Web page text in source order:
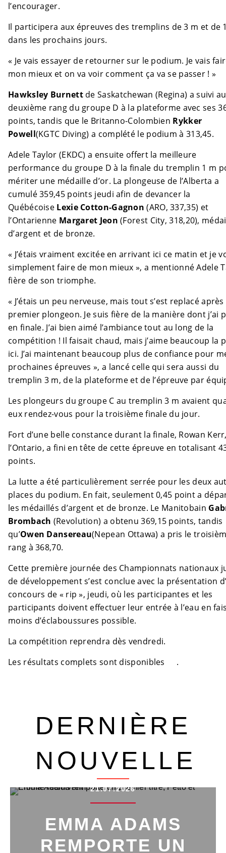
l’encourager.
Il participera aux épreuves des tremplins de 3 m et de
dans les prochains jours.
« Je vais essayer de retourner sur le podium. Je vais
mon mieux et on va voir comment ça va se passer ! »
Hawksley Burnettde Saskatchewan (Regina) a suivi au
deuxième rang du groupe D à la plateforme avec ses
points, tandis que le Britanno-Colombien Rykker
Powell(KGTC Diving) a complété le podium à 313,45.
Adele Taylor (EKDC) a ensuite offert la meilleure
performance du groupe D à la finale du tremplin 1 m
mériter une médaille d’or. La plongeuse de l’Alberta a
cumulé 359,45 points jeudi afin de devancer la
Québécoise Lexie Cotton-Gagnon (ARO, 337,35) et
l’Ontarienne Margaret Jeon (Forest City, 318,20),
d’argent et de bronze.
« J’étais vraiment excitée en arrivant ici ce matin et je
simplement faire de mon mieux », a mentionné Adele
fière de son triomphe.
« J’étais un peu nerveuse, mais tout s’est replacé
premier plongeon. Je suis fière de la manière dont j’ai
en finale. J’ai bien aimé l’ambiance tout au long de la
compétition ! Il faisait chaud, mais j’aime beaucoup la
ici. J’ai maintenant beaucoup plus de confiance pour
prochaines épreuves », a lancé celle qui sera aussi du
tremplin 3 m, de la plateforme et de l’épreuve par
Les plongeurs du groupe C au tremplin 3 m avaient
eux rendez-vous pour la troisième finale du jour.
Fort d’une belle constance durant la finale, Rowan
l’Ontario, a fini en tête de cette épreuve en totalisant
points.
La lutte a été particulièrement serrée pour les deux
places du podium. En fait, seulement 0,45 point a
les médaillés d’argent et de bronze. Le Manitobain
Brombach (Revolution) a obtenu 369,15 points, tandis
qu’Owen Dansereau(Nepean Ottawa) a pris le
rang à 368,70.
Cette première journée des Championnats nationaux
de développement s’est conclue avec la présentation
concours de « rip », jeudi, où les participantes et les
participants doivent effectuer leur entrée à l’eau en
moins d’éclaboussures possible.
La compétition reprendra dès vendredi.
Les résultats complets sont disponibles
.
DERNIÈRE
NOUVELLE
21.07.2026
EMMA ADAMS
REMPORTE UN